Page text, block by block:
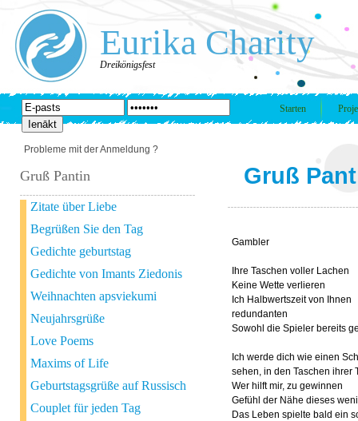
Eurika Charity
Dreikönigsfest
Starten
Probleme mit der Anmeldung ?
Gruß Pantin
Zitate über Liebe
Begrüßen Sie den Tag
Gedichte geburtstag
Gedichte von Imants Ziedonis
Weihnachten apsviekumi
Neujahrsgrüße
Love Poems
Maxims of Life
Geburtstagsgrüße auf Russisch
Couplet für jeden Tag
Gruß
Gambler
Ihre Taschen voller Lachen
Keine Wette verlieren
Ich Halbwertszeit von Ihnen
redundanten
Sowohl die Spieler bereits
Ich werde dich wie einen
sehen, in den Taschen ihrer
Wer hilft mir, zu gewinnen
Gefühl der Nähe dieses
Das Leben spielte bald ein